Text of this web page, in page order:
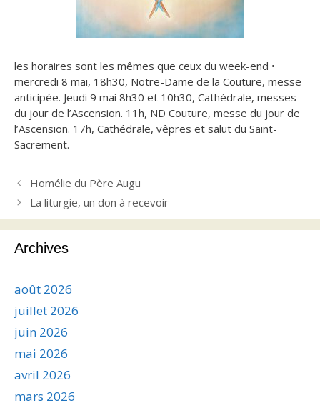
les horaires sont les mêmes que ceux du week-end •
mercredi 8 mai, 18h30, Notre-Dame de la Couture, messe
anticipée. Jeudi 9 mai 8h30 et 10h30, Cathédrale, messes
du jour de l’Ascension. 11h, ND Couture, messe du jour de
l’Ascension. 17h, Cathédrale, vêpres et salut du Saint-
Sacrement.
Homélie du Père Augu
La liturgie, un don à recevoir
Archives
août 2026
juillet 2026
juin 2026
mai 2026
avril 2026
mars 2026